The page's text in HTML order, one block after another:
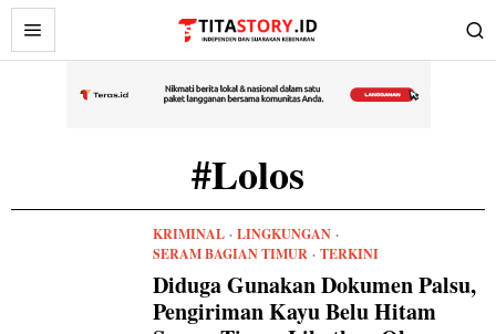
#Lolos
KRIMINAL · LINGKUNGAN ·
SERAM BAGIAN TIMUR · TERKINI
Diduga Gunakan Dokumen Palsu,
Pengiriman Kayu Belu Hitam